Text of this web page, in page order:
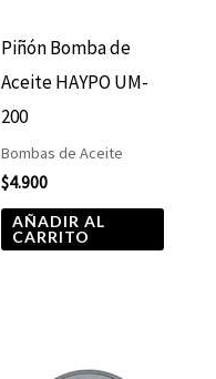
Piñón Bomba de
Aceite HAYPO UM-
200
Bombas de Aceite
$4.900
AÑADIR AL
CARRITO